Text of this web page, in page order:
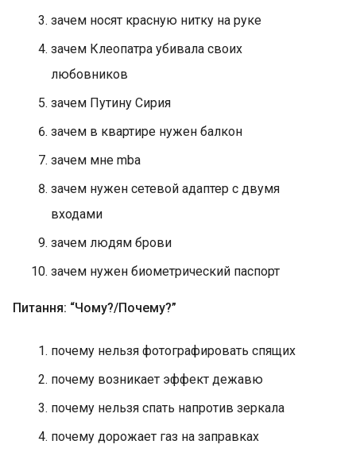
зачем носят красную нитку на руке
зачем Клеопатра убивала своих
любовников
зачем Путину Сирия
зачем в квартире нужен балкон
зачем мне mba
зачем нужен сетевой адаптер с двумя
входами
зачем людям брови
зачем нужен биометрический паспорт
Питання: “Чому?/Почему?”
почему нельзя фотографировать спящих
почему возникает эффект дежавю
почему нельзя спать напротив зеркала
почему дорожает газ на заправках